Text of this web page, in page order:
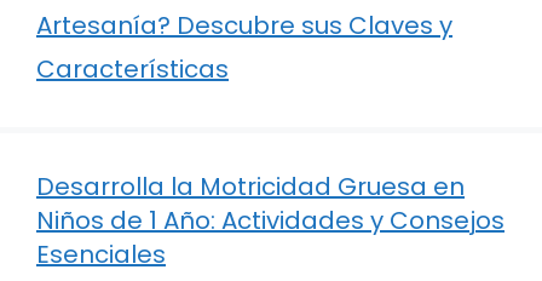
Artesanía? Descubre sus Claves y
Características
Desarrolla la Motricidad Gruesa en
Niños de 1 Año: Actividades y Consejos
Esenciales